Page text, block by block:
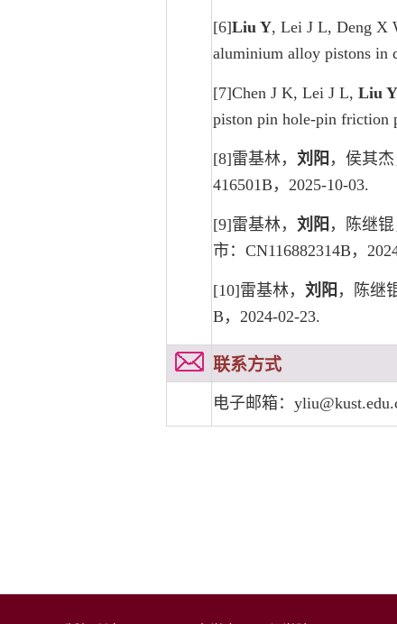
[6]Liu Y, Lei J L, Deng X
aluminium alloy pistons in
[7]Chen J K, Lei J L, Liu Y
piston pin hole-pin friction
[8]雷基林， 刘阳 ，侯其
416501B，2025-10-03.
[9]雷基林， 刘阳 ，陈继
市：CN116882314B，
[10]雷基林， 刘阳 ，陈继
B，2024-02-23.
联系方式
电子邮箱：